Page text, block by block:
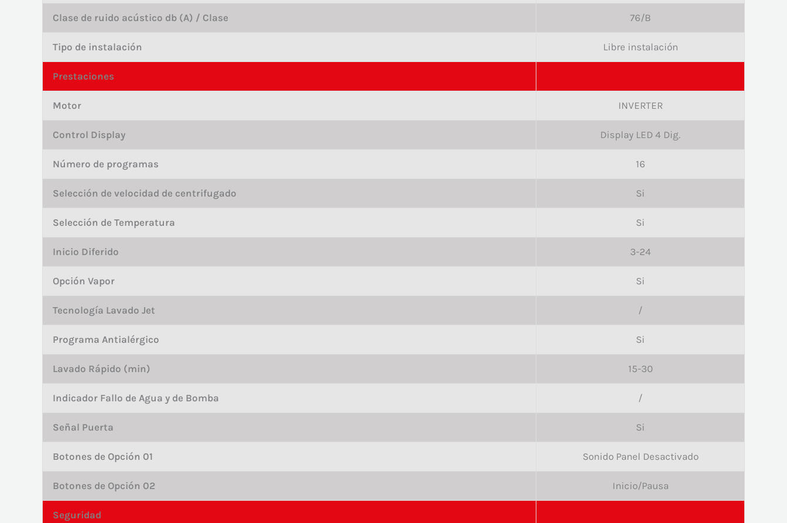
Clase de ruido acústico db (A) / Clase 76/B
Tipo de instalación Libre instalación
Prestaciones
Motor INVERTER
Control Display Display LED 4 Dig.
Número de programas 16
Selección de velocidad de centrifugado Si
Selección de Temperatura Si
Inicio Diferido 3-24
Opción Vapor Si
Tecnología Lavado Jet /
Programa Antialérgico Si
Lavado Rápido (min) 15-30
Indicador Fallo de Agua y de Bomba /
Señal Puerta Si
Botones de Opción 01 Sonido Panel Desactivado
Botones de Opción 02 Inicio/Pausa
Seguridad